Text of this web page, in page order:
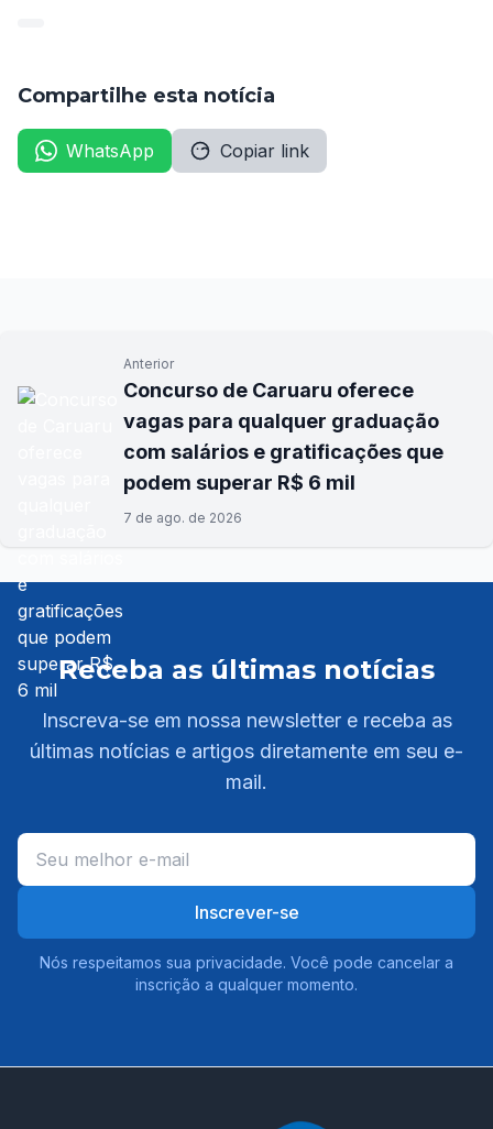
Compartilhe esta notícia
WhatsApp Copiar link
Anterior
Concurso de Caruaru oferece
vagas para qualquer graduação
com salários e gratificações que
podem superar R$ 6 mil
7 de ago. de 2026
Receba as últimas notícias
Inscreva-se em nossa newsletter e receba as
últimas notícias e artigos diretamente em seu e-
mail.
Inscrever-se
Nós respeitamos sua privacidade. Você pode cancelar a
inscrição a qualquer momento.